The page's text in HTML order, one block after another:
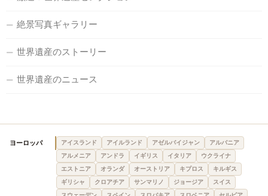
絶景写真ギャラリー
世界遺産のストーリー
世界遺産のニュース
ヨーロッパ アイスランド アイルランド アゼルバイジャン
アルバニア
アルメニア
アンドラ イギリス イタリア
ウクライナ
エストニア
オランダ オーストリア キプロス
キルギス
ギリシャ
クロアチア サンマリノ ジョージア
スイス